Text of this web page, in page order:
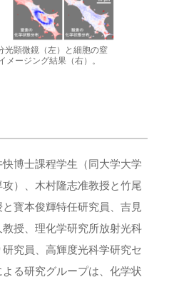
光顕微鏡（左）と細胞の窒
メージング結果（右）。
博士課程学生（同大学大学
）、木村隆志准教授と竹尾
寳本俊輝特任研究員、吉見
授、理化学研究所放射光科
究員、高輝度光科学研究セ
る研究グループは、化学状